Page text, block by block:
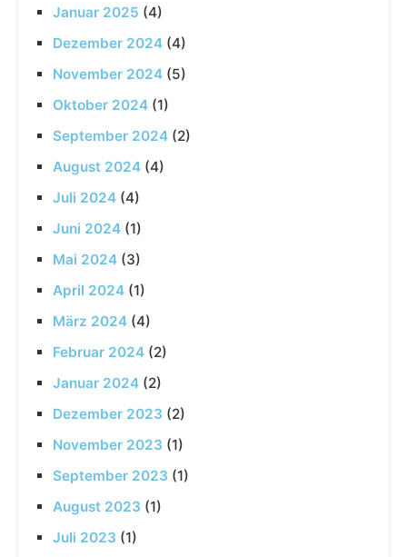
Januar 2025 (4)
Dezember 2024 (4)
November 2024 (5)
Oktober 2024 (1)
September 2024 (2)
August 2024 (4)
Juli 2024 (4)
Juni 2024 (1)
Mai 2024 (3)
April 2024 (1)
März 2024 (4)
Februar 2024 (2)
Januar 2024 (2)
Dezember 2023 (2)
November 2023 (1)
September 2023 (1)
August 2023 (1)
Juli 2023 (1)